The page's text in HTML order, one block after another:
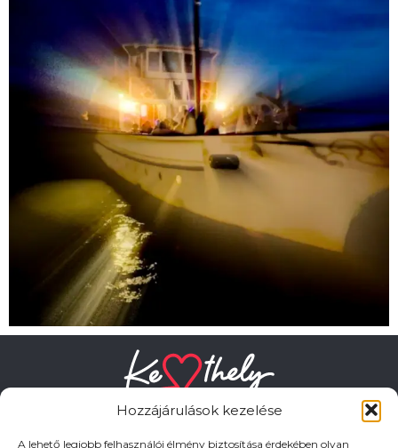
Hozzájárulások kezelése
A lehető legjobb felhasználói élmény biztosítása érdekében olyan